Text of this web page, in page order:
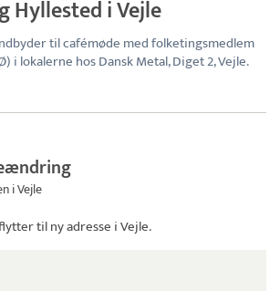
Hyllested i Vejle
til cafémøde med folketingsmedlem
i lokalerne hos Dansk Metal, Diget 2, Vejle.
i Vejle
til ny adresse i Vejle.